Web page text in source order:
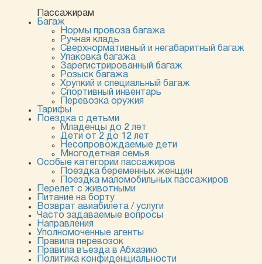
Пассажирам
Багаж
Нормы провоза багажа
Ручная кладь
Сверхнормативный и негабаритный багаж
Упаковка багажа
Зарегистрированный багаж
Розыск багажа
Хрупкий и специальный багаж
Спортивный инвентарь
Перевозка оружия
Тарифы
Поездка с детьми
Младенцы до 2 лет
Дети от 2 до 12 лет
Несопровождаемые дети
Многодетная семья
Особые категории пассажиров
Поездка беременных женщин
Поездка маломобильных пассажиров
Перелет с животными
Питание на борту
Возврат авиабилета / услуги
Часто задаваемые вопросы
Направления
Уполномоченные агенты
Правила перевозок
Правила въезда в Абхазию
Политика конфиденциальности